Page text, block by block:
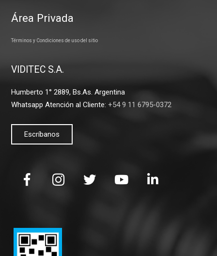
Área Privada
Términos y Condiciones de uso del sitio
VIDITEC S.A.
Humberto 1° 2889, Bs.As. Argentina
Whatsapp Atención al Cliente: +54 9 11 6795-0372
Escríbanos